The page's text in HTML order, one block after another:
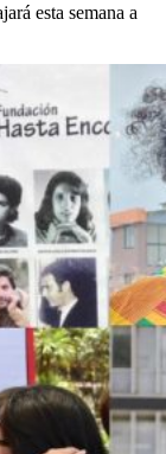
esta semana a